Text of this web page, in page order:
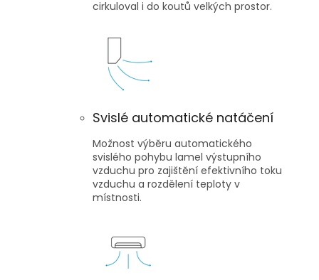
cirkuloval i do koutů velkých prostor.
Svislé automatické natáčení
Možnost výběru automatického
svislého pohybu lamel výstupního
vzduchu pro zajištění efektivního toku
vzduchu a rozdělení teploty v
místnosti.